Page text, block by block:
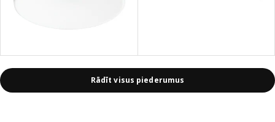
Rādīt visus piederumus